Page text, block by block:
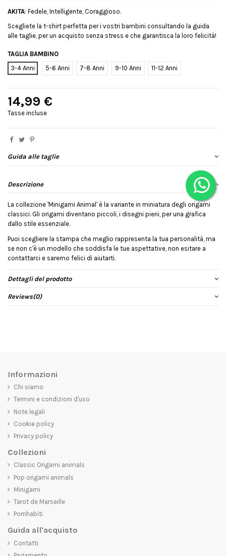
AKITA: Fedele, Intelligente, Coraggioso.
Scegliete la t-shirt perfetta per i vostri bambini consultando la guida
alle taglie, per un acquisto senza stress e che garantisca la loro felicità!
TAGLIA BAMBINO
3-4 Anni
5-6 Anni 7-8 Anni 9-10 Anni 11-12 Anni
14,99 €
Tasse incluse
Guida alle taglie
Descrizione
La collezione 'Minigami Animal' è la variante in miniatura degli origami
classici. Gli origami diventano piccoli, i disegni pieni, per una grafica
dallo stile essenziale.
Puoi scegliere la stampa che meglio rappresenta la tua personalità, ma
se non c'è un modello che soddisfa le tue aspettative, non esitare a
contattarci e saremo felici di aiutarti.
Dettagli del prodotto
Reviews(0)
Informazioni
Chi siamo
Termini e condizioni d'uso
Note legali
Cookie policy
Privacy policy
Collezioni
Classic Origami animals
Pop origami animals
Minigami
Tarot de Marseille
Pornhabiti
Guida all'acquisto
Contatti